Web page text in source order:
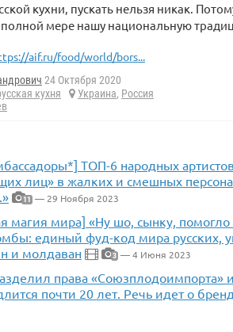
кухни, пускать нельзя никак.
полной мере нашу национальную
aif.ru/food/world/bors...
24 Октября 2020
кухня Украина, Россия
ТОП-6 народных
лиц» в жалких и смешных
11 — 29 Ноября 2023
магия мира] «Ну шо, сынку,
единый фуд-код мира русских,
и молдаван
3 — 4 Июня 2023
права
почти 20 лет. Речь идет о